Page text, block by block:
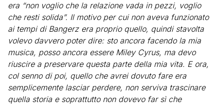
era “non voglio che la relazione vada in pezzi, voglio
che resti solida”. Il motivo per cui non aveva funzionato
ai tempi di Bangerz era proprio quello, quindi stavolta
volevo davvero poter dire: sto ancora facendo la mia
musica, posso ancora essere Miley Cyrus, ma devo
riuscire a preservare questa parte della mia vita. E ora,
col senno di poi, quello che avrei dovuto fare era
semplicemente lasciar perdere, non serviva trascinare
quella storia e soprattutto non dovevo far sì che